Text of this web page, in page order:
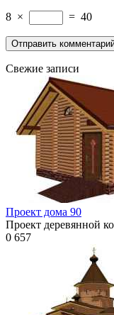
8 × = 40
Свежие записи
Проект дома 90
Проект деревянной
0 657